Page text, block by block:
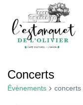
contenu
Concerts
Évènements concerts